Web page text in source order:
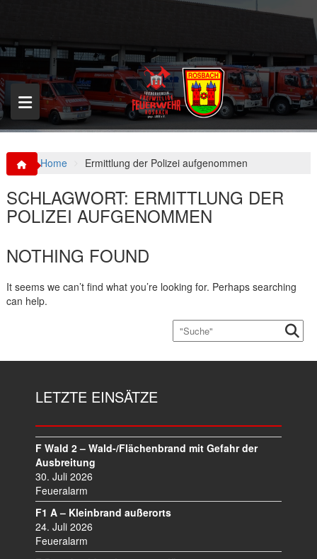
p
o
c
o
n
t
Home Ermittlung der Polizei aufgenommen
SCHLAGWORT: ERMITTLUNG DER
POLIZEI AUFGENOMMEN
NOTHING FOUND
It seems we can’t find what you’re looking for. Perhaps searching
can help.
LETZTE EINSÄTZE
F Wald 2 – Wald-/Flächenbrand mit Gefahr der
Ausbreitung
30. Juli 2026
Feueralarm
F1 A – Kleinbrand außerorts
24. Juli 2026
Feueralarm